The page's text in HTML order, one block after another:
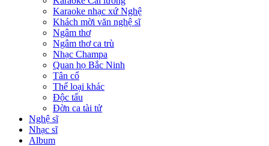
Karaoke nhạc xứ Nghệ
Khách mời văn nghệ sĩ
Ngâm thơ
Ngâm thơ ca trù
Nhạc Champa
Quan họ Bắc Ninh
Tân cổ
Thể loại khác
Độc tấu
Đờn ca tài tử
Nghệ sĩ
Nhạc sĩ
Album